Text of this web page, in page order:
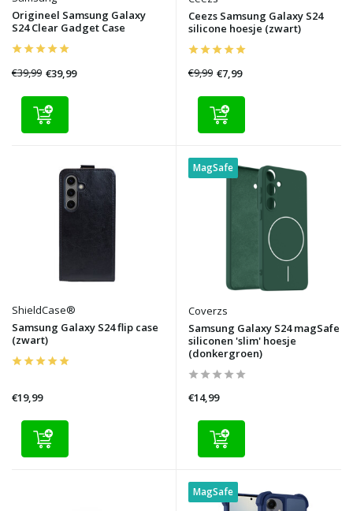
Origineel Samsung Galaxy
S24 Clear Gadget Case
€39,99 €39,99
Ceezs Samsung Galaxy S24
silicone hoesje (zwart)
€9,99 €7,99
ShieldCase®
Samsung Galaxy S24 flip case
(zwart)
€19,99
MagSafe
Coverzs
Samsung Galaxy S24 magSafe
siliconen 'slim' hoesje
(donkergroen)
€14,99
MagSafe